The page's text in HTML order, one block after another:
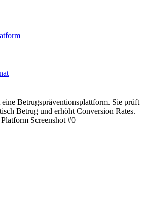
Betrugspräventionsplattform. Sie prüft
Betrug und erhöht Conversion Rates.